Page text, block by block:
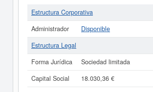
Estructura Corporativa
Administrador
Disponible
Estructura Legal
Forma Jurídica
Sociedad limitada
Capital Social
18.030,36 €